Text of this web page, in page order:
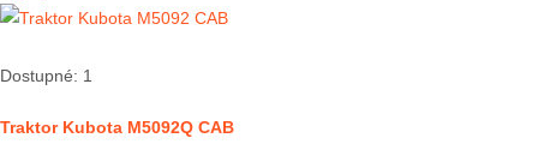
Dostupné: 1
Traktor Kubota M5092Q CAB